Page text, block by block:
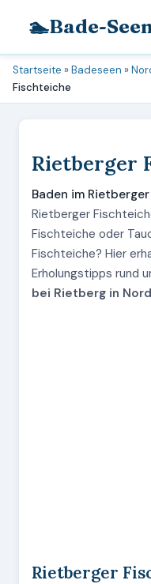
🏊Bade-
Startseite »Badeseen »
Fischteiche
Rietberger
Baden im
Rietberger
Fischteiche oder
Fischteiche? Hier
Erholungstipps rund
bei Rietberg in
Rietberger